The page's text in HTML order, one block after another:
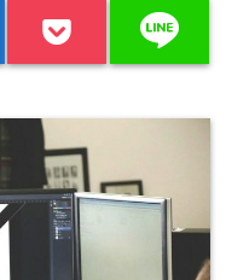
line